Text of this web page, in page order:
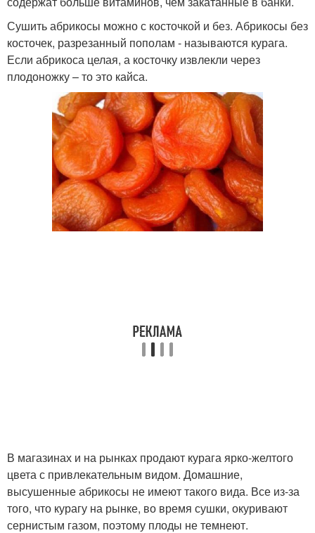
Сушить абрикосы можно с косточкой и без. Абрикосы без
косточек, разрезанный пополам - называются курага.
Если абрикоса целая, а косточку извлекли через
плодоножку – то это кайса.
В магазинах и на рынках продают курага ярко-желтого
цвета с привлекательным видом. Домашние,
высушенные абрикосы не имеют такого вида. Все из-за
того, что курагу на рынке, во время сушки, окуривают
сернистым газом, поэтому плоды не темнеют.